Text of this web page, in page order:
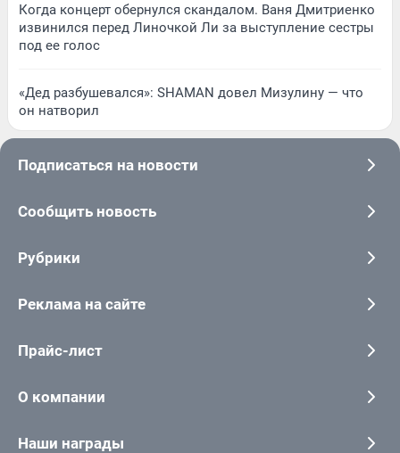
Когда концерт обернулся скандалом. Ваня Дмитриенко
извинился перед Линочкой Ли за выступление сестры
под ее голос
«Дед разбушевался»: SHAMAN довел Мизулину — что
он натворил
Подписаться на новости
Сообщить новость
Рубрики
Реклама на сайте
Прайс-лист
О компании
Наши награды